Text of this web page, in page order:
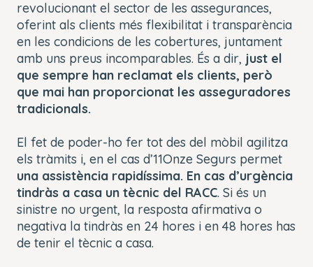
revolucionant el sector de les assegurances,
oferint als clients més flexibilitat i transparència
en les condicions de les cobertures, juntament
amb uns preus incomparables. És a dir, just el
que sempre han reclamat els clients, però
que mai han proporcionat les asseguradores
tradicionals.
El fet de poder-ho fer tot des del mòbil agilitza
els tràmits i, en el cas d’11Onze Segurs permet
una assistència rapidíssima. En cas d’urgència
tindràs a casa un tècnic del RACC. Si és un
sinistre no urgent, la resposta afirmativa o
negativa la tindràs en 24 hores i en 48 hores has
de tenir el tècnic a casa.